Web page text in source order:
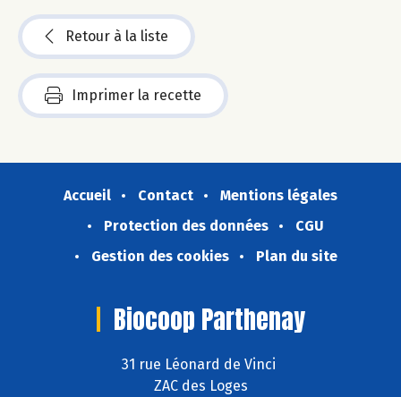
Retour à la liste
Imprimer la recette
Accueil Contact
Mentions légales
Protection des données
CGU
Gestion des cookies
Plan du site
Biocoop Parthenay
31 rue Léonard de Vinci
ZAC des Loges